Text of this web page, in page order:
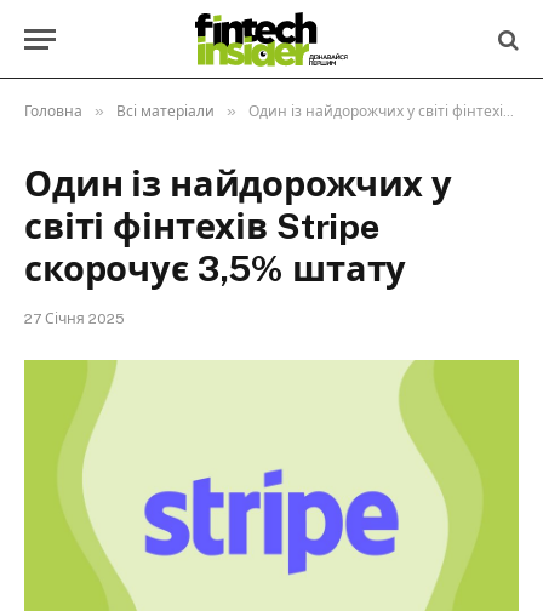
Головна » Всі матеріали » Один із найдорожчих у світі фінтехів Stripe скорочує 3,5% штату
Один із найдорожчих у
світі фінтехів Stripe
скорочує 3,5% штату
27 Січня 2025